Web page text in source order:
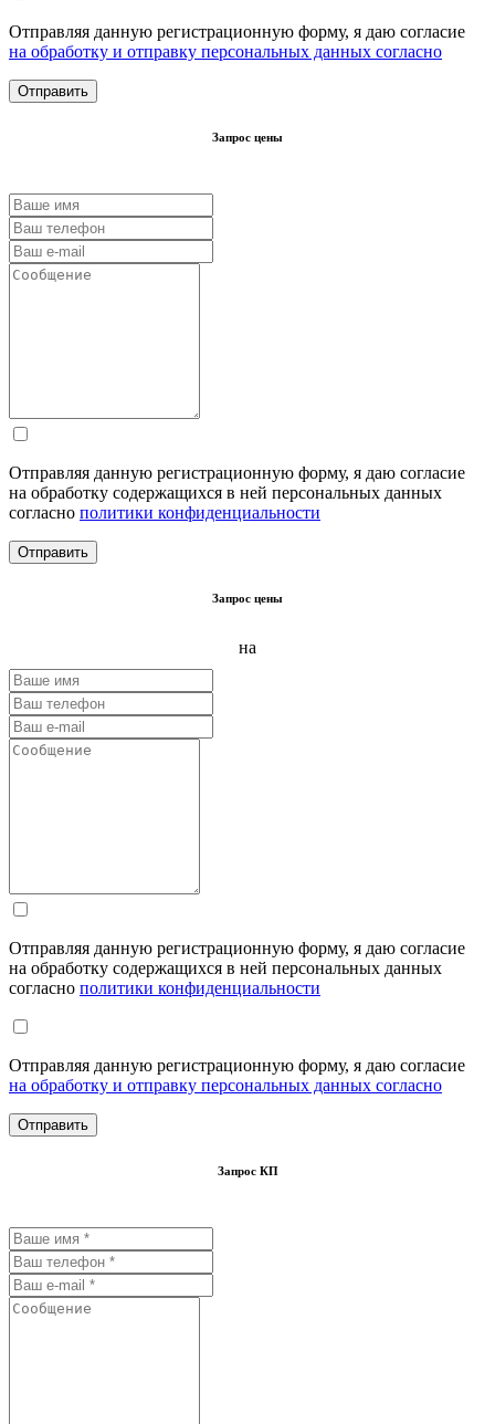
Отправляя данную регистрационную форму, я даю согласие
на обработку и отправку персональных данных согласно
Запрос цены
Отправляя данную регистрационную форму, я даю согласие
на обработку содержащихся в ней персональных данных
согласно политики конфиденциальности
Запрос цены
на
Отправляя данную регистрационную форму, я даю согласие
на обработку содержащихся в ней персональных данных
согласно политики конфиденциальности
Отправляя данную регистрационную форму, я даю согласие
на обработку и отправку персональных данных согласно
Запрос КП